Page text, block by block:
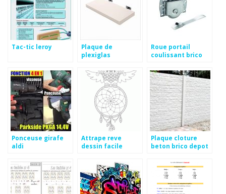
Tac-tic leroy
Plaque de
plexiglas
Roue portail
coulissant brico
Ponceuse girafe
aldi
Attrape reve
dessin facile
Plaque cloture
beton brico depot